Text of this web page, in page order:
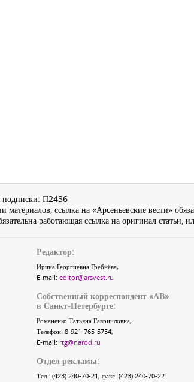
подписки: П2436
ссылка на «Арсеньевские вести»
работающая ссылка на оригинал статьи,
Редактор:
Ирина Георгиевна Гребнёва,
E-mail: editor@arsvest.ru
Собственный корреспондент «АВ»
в Санкт-Петербурге:
Романенко Татьяна Гаврииловна,
Телефон: 8-921-765-5754,
E-mail: rtg@narod.ru
Отдел рекламы:
Тел.: (423) 240-70-21, факс: (423) 240-70-22